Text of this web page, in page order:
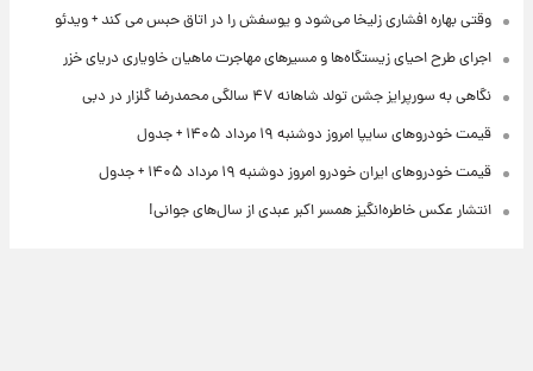
وقتی بهاره افشاری زلیخا می‌شود و یوسفش را در اتاق حبس می کند + ویدئو
اجرای طرح احیای زیستگاه‌ها و مسیرهای مهاجرت ماهیان خاویاری دریای خزر
نگاهی به سورپرایز جشن تولد شاهانه ۴۷ سالگی محمدرضا گلزار در دبی
قیمت خودروهای سایپا امروز دوشنبه ۱۹ مرداد ۱۴۰۵ + جدول
قیمت خودروهای ایران خودرو امروز دوشنبه ۱۹ مرداد ۱۴۰۵ + جدول
انتشار عکس خاطره‌انگیز همسر اکبر عبدی از سال‌های جوانی!